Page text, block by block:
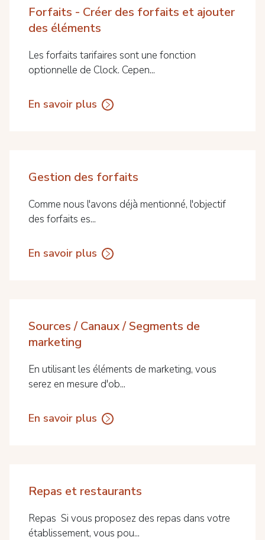
Forfaits - Créer des forfaits et ajouter
des éléments
Les forfaits tarifaires sont une fonction
optionnelle de Clock. Cepen...
En savoir plus
Gestion des forfaits
Comme nous l'avons déjà mentionné, l'objectif
des forfaits es...
En savoir plus
Sources / Canaux / Segments de
marketing
En utilisant les éléments de marketing, vous
serez en mesure d'ob...
En savoir plus
Repas et restaurants
Repas Si vous proposez des repas dans votre
établissement, vous pou...